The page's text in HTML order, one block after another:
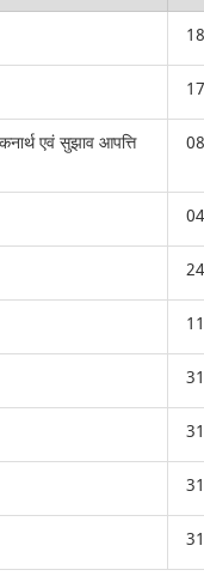
एवं सुझाव आपत्ति